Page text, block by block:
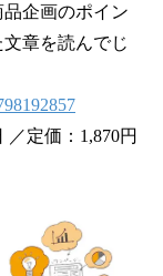
企画のポイン
章を読んでじ
定価：1,870円